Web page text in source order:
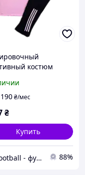
костюм
S
190₴/мес
₴
Купить
Playfootball - футбольный интернет-магазин 88%